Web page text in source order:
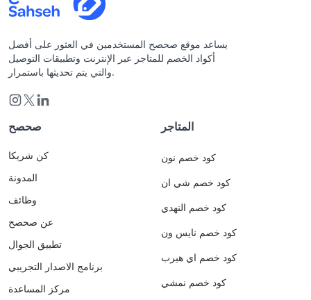
يساعد موقع صحصح المستخدمين في العثور على أفضل
أكواد الخصم للمتاجر عبر الإنترنت وتطبيقات التوصيل
والتي يتم تحديثها باستمرار.
صحصح
كن شريكا
المدونة
وظائف
عن صحصح
تطبيق الجوال
برنامج الاصدار التجريبي
مركز المساعدة
المتاجر
كود خصم نون
كود خصم شي ان
كود خصم النهدي
كود خصم نايس ون
كود خصم اي هيرب
كود خصم نمشي